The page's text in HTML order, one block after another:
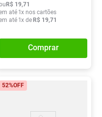
R$ 19,71
até 1x nos cartões
até 1x deR$ 19,71
Comprar
52%OFF